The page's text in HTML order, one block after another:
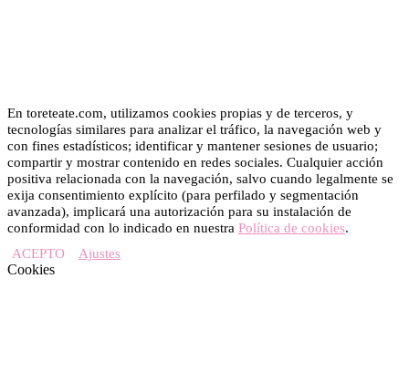
En toreteate.com, utilizamos cookies propias y de terceros, y
tecnologías similares para analizar el tráfico, la navegación web y
con fines estadísticos; identificar y mantener sesiones de usuario;
compartir y mostrar contenido en redes sociales. Cualquier acción
positiva relacionada con la navegación, salvo cuando legalmente se
exija consentimiento explícito (para perfilado y segmentación
avanzada), implicará una autorización para su instalación de
conformidad con lo indicado en nuestra Política de cookies.
ACEPTO
Ajustes
Cookies